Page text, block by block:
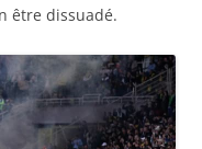
être dissuadé.